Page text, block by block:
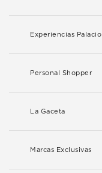
Experiencias Palacio
Personal Shopper
La Gaceta
Marcas Exclusivas